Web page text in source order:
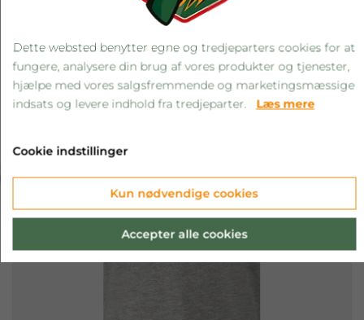
‹ ›
Dette websted benytter egne og tredjeparters cookies for at
fungere, analysere din brug af vores produkter og tjenester,
hjælpe med vores salgsfremmende og marketingsmæssige
indsats og levere indhold fra tredjeparter. Læs mere
Cookie indstillinger
Kun nødvendige cookies
Accepter alle cookies